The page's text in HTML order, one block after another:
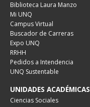
Biblioteca Laura Manzo
Mi UNQ
Campus Virtual
Buscador de Carreras
Expo UNQ
RRHH
Pedidos a Intendencia
UNQ Sustentable
UNIDADES ACADÉMICAS
Ciencias Sociales